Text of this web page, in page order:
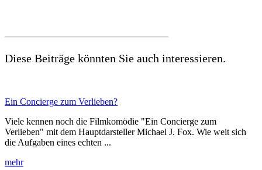
Diese Beiträge könnten Sie auch interessieren.
Ein Concierge zum Verlieben?
Viele kennen noch die Filmkomödie "Ein Concierge zum
Verlieben" mit dem Hauptdarsteller Michael J. Fox. Wie weit sich
die Aufgaben eines echten ...
mehr